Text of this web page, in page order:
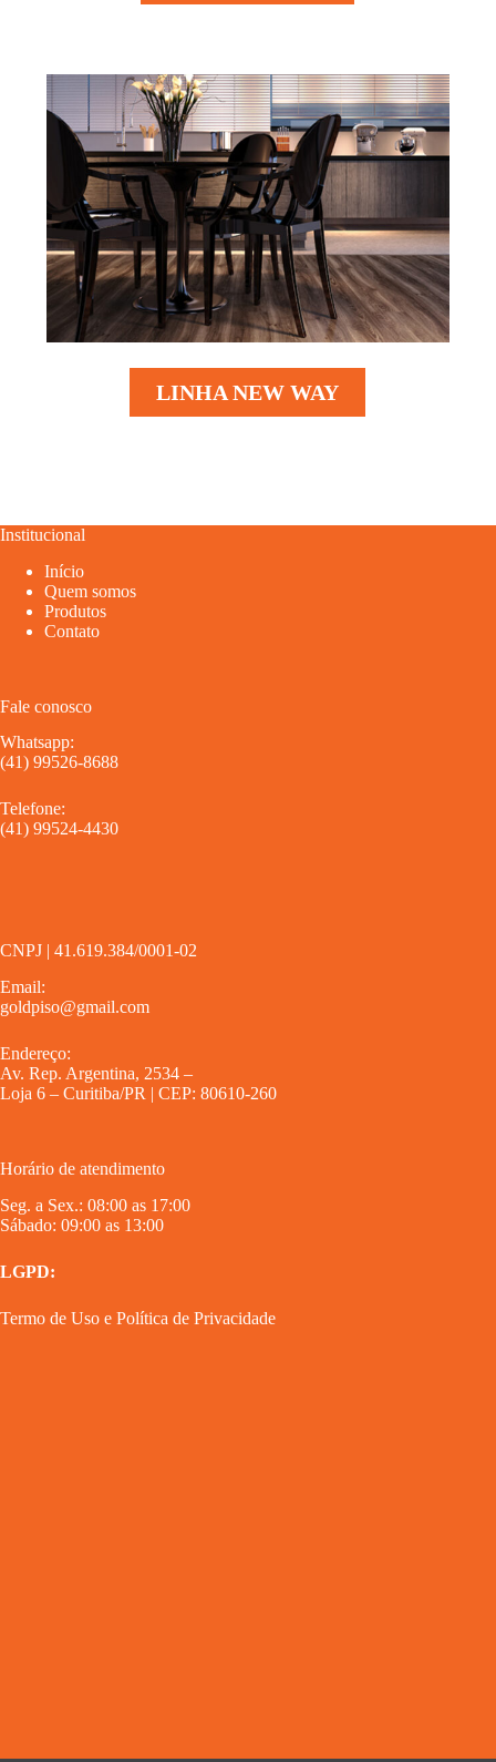
LINHA NEW WAY
Institucional
Início
Quem somos
Produtos
Contato
Fale conosco
Whatsapp:
(41) 99526-8688
Telefone:
(41) 99524-4430
CNPJ | 41.619.384/0001-02
Email:
goldpiso@gmail.com
Endereço:
Av. Rep. Argentina, 2534 –
Loja 6 – Curitiba/PR | CEP: 80610-260
Horário de atendimento
Seg. a Sex.: 08:00 as 17:00
Sábado: 09:00 as 13:00
LGPD:
Termo de Uso e Política de Privacidade